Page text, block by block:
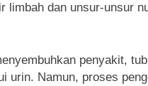
limbah dan unsur-unsur
penyakit,
urin. Namun, proses